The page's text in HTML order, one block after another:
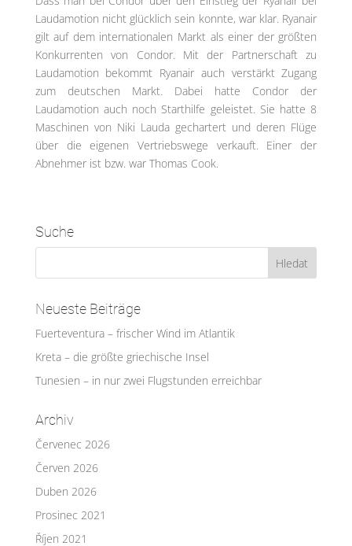
Laudamotion nicht glücklich sein konnte, war klar. Ryanair
gilt auf dem internationalen Markt als einer der größten
Konkurrenten von Condor. Mit der Partnerschaft zu
Laudamotion bekommt Ryanair auch verstärkt Zugang
zum deutschen Markt. Dabei hatte Condor der
Laudamotion auch noch Starthilfe geleistet. Sie hatte 8
Maschinen von Niki Lauda gechartert und deren Flüge
über die eigenen Vertriebswege verkauft. Einer der
Abnehmer ist bzw. war Thomas Cook.
Suche
Neueste Beiträge
Fuerteventura – frischer Wind im Atlantik
Kreta – die größte griechische Insel
Tunesien – in nur zwei Flugstunden erreichbar
Archiv
Červenec 2026
Červen 2026
Duben 2026
Prosinec 2021
Říjen 2021